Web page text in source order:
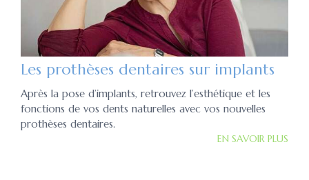
Les prothèses dentaires sur implants
Après la pose d’implants, retrouvez l’esthétique et les
fonctions de vos dents naturelles avec vos nouvelles
prothèses dentaires.
EN SAVOIR PLUS